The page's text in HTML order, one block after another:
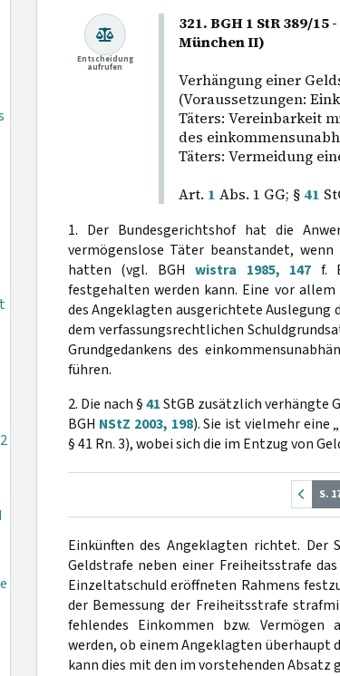
321. BGH 1 StR 389/
München II)
Verhängung einer
(Voraussetzungen:
Täters: Vereinbarkeit
des
Täters: Vermeidung
Art. 1 Abs. 1 GG; § 41
Entscheidung
aufrufen
1. Der Bundesgerichtshof hat die
vermögenslose Täter beanstandet,
hatten (vgl. BGHwistra 1985, 147 f.
festgehalten werden kann. Eine vor
des Angeklagten ausgerichtete Auslegung
dem verfassungsrechtlichen
Grundgedankens des
führen.
2. Die nach §41StGB zusätzlich verhängte
BGH NStZ 2003, 198). Sie ist vielmehr eine
§ 41 Rn. 3), wobei sich die im Entzug von
S.
Einkünften des Angeklagten richtet. Der
Geldstrafe neben einer Freiheitsstrafe
Einzeltatschuld eröffneten Rahmens
der Bemessung der Freiheitsstrafe
fehlendes Einkommen bzw. Vermögen
werden, ob einem Angeklagten
kann dies mit den im vorstehenden Absatz